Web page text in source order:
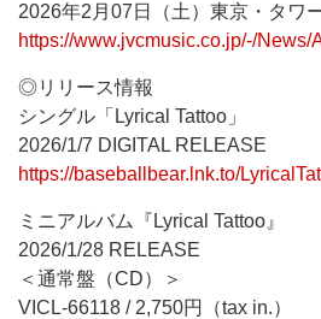
2026年2月07日（土）東京・タワ
https://www.jvcmusic.co.jp/-/News/
◎リリース情報
シングル「Lyrical Tattoo」
2026/1/7 DIGITAL RELEASE
https://baseballbear.lnk.to/
ミニアルバム『Lyrical Tattoo』
2026/1/28 RELEASE
＜通常盤（CD）＞
VICL-66118 / 2,750円（tax in.）